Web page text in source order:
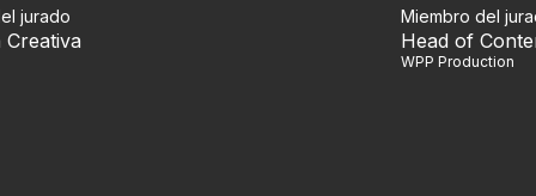
jurado Miembro del
Head of
WPP Production